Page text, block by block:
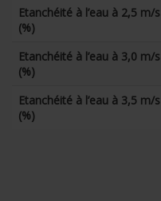
Etanchéité à l’eau à 2,5 m/s
(%)
Etanchéité à l’eau à 3,0 m/s
(%)
Etanchéité à l’eau à 3,5 m/s
(%)